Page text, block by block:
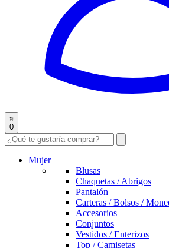
0
Mujer
Blusas
Chaquetas / Abrigos
Pantalón
Carteras / Bolsos /
Accesorios
Conjuntos
Vestidos / Enterizos
Top / Camisetas